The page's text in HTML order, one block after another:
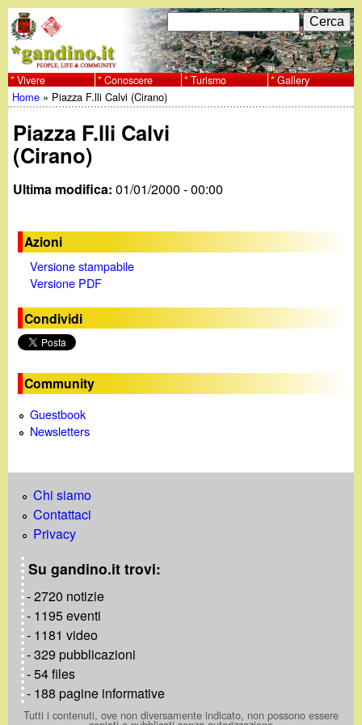
al
contenuto
principale
w
w
w
g
n
d
n
o
F
o
r
m
i
r
i
e
c
C
e
r
c
a
Vivere Conoscere Turismo Gallery
Tu
sei
qui
Home » Piazza F.lli Calvi (Cirano)
Piazza F.lli Calvi
(Cirano)
Ultima modifica:01/01/2000 - 00:00
Azioni
Versione stampabile
Versione PDF
Condividi
Community
Guestbook
Newsletters
Chi siamo
Contattaci
Privacy
Su gandino.it trovi:
- 2720 notizie
- 1195 eventi
- 1181 video
- 329 pubblicazioni
- 54 files
- 188 pagine informative
Tutti i contenuti, ove non diversamente indicato, non possono essere